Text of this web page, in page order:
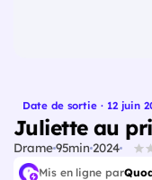
Date de sortie · 12 juin
Juliette au
Drame95min 2024
Mis en ligne par